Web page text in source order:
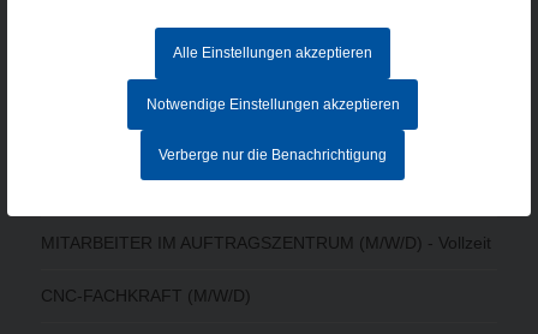
Alle Einstellungen akzeptieren
Notwendige Einstellungen akzeptieren
Verberge nur die Benachrichtigung
Hinweisgebersystem
AKTUELLE STELLENANGEBOTE
MITARBEITER IM AUFTRAGSZENTRUM (M/W/D) - Vollzeit
CNC-FACHKRAFT (M/W/D)